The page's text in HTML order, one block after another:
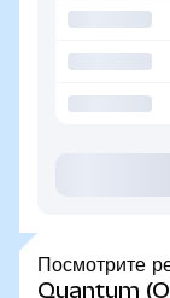
Посмотрите
Quantum